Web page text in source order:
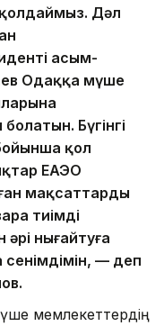
Дәл
Қасым-
Одаққа мүше
Бүгінгі
қол
ЕАЭО
мақсаттарды
тиімді
нығайтуға
сенімдімін, — деп
мемлекеттердің